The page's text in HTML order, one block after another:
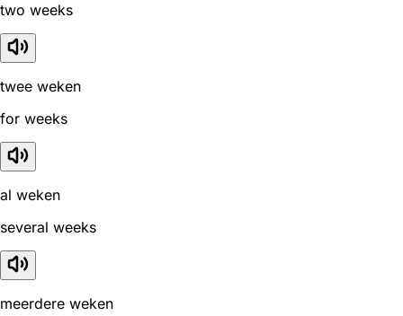
two weeks
twee weken
for weeks
al weken
several weeks
meerdere weken